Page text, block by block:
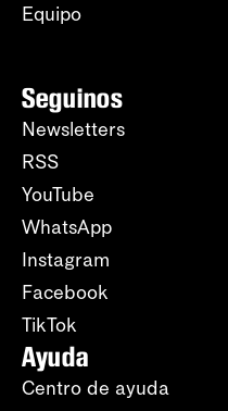
Equipo
Seguinos
Newsletters
RSS
YouTube
WhatsApp
Instagram
Facebook
TikTok
Ayuda
Centro de ayuda